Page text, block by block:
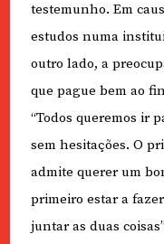
testemunho. Em
estudos numa
outro lado, a
que pague bem ao
“Todos queremos ir
sem hesitações. O
admite querer um
primeiro estar a
juntar as duas